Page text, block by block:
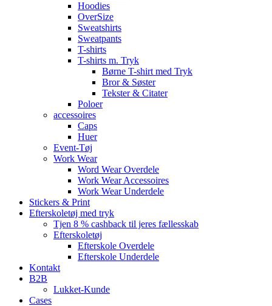
Hoodies
OverSize
Sweatshirts
Sweatpants
T-shirts
T-shirts m. Tryk
Børne T-shirt med Tryk
Bror & Søster
Tekster & Citater
Poloer
accessoires
Caps
Huer
Event-Tøj
Work Wear
Word Wear Overdele
Work Wear Accessoires
Work Wear Underdele
Stickers & Print
Efterskoletøj med tryk
Tjen 8 % cashback til jeres fællesskab
Efterskoletøj
Efterskole Overdele
Efterskole Underdele
Kontakt
B2B
Lukket-Kunde
Cases